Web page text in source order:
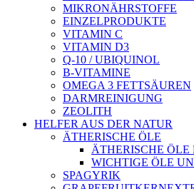
MIKRONÄHRSTOFFE
EINZELPRODUKTE
VITAMIN C
VITAMIN D3
Q-10 / UBIQUINOL
B-VITAMINE
OMEGA 3 FETTSÄUREN
DARMREINIGUNG
ZEOLITH
HELFER AUS DER NATUR
ÄTHERISCHE ÖLE
ÄTHERISCHE ÖLE
WICHTIGE ÖLE
SPAGYRIK